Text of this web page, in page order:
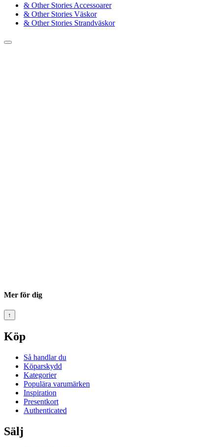
& Other Stories Accessoarer
& Other Stories Väskor
& Other Stories Strandväskor
Mer för dig
↑
Köp
Så handlar du
Köparskydd
Kategorier
Populära varumärken
Inspiration
Presentkort
Authenticated
Sälj